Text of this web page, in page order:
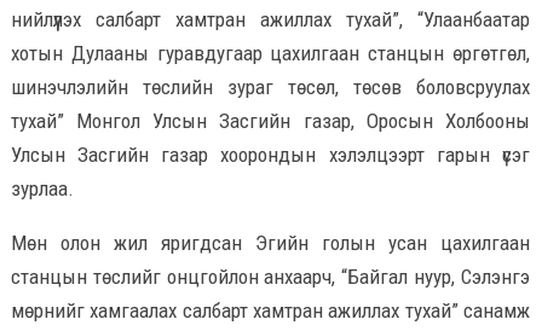
нийлүүлэх салбарт хамтран ажиллах тухай”, “Улаанбаатар
хотын Дулааны гуравдугаар цахилгаан станцын өргөтгөл,
шинэчлэлийн төслийн зураг төсөл, төсөв боловсруулах
тухай” Монгол Улсын Засгийн газар, Оросын Холбооны
Улсын Засгийн газар хоорондын хэлэлцээрт гарын үсэг
зурлаа.
Мөн олон жил яригдсан Эгийн голын усан цахилгаан
станцын төслийг онцгойлон анхаарч, “Байгал нуур, Сэлэнгэ
мөрнийг хамгаалах салбарт хамтран ажиллах тухай” санамж